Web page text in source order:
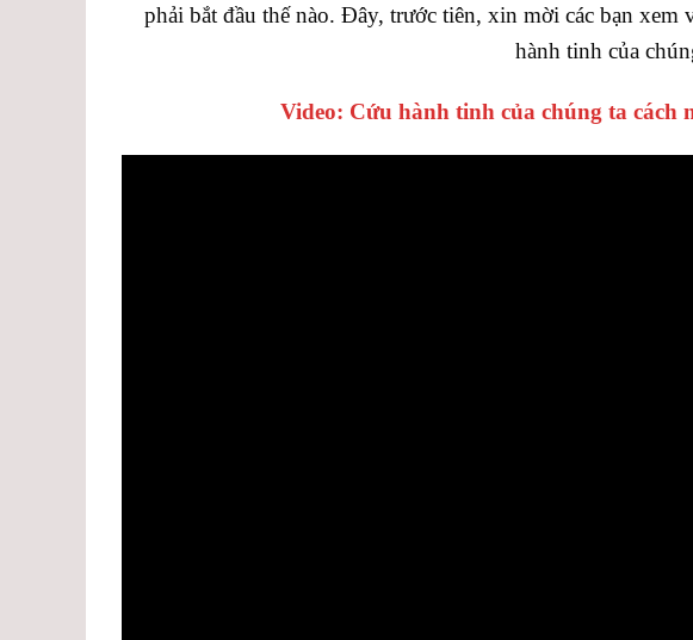
phải bắt đầu thế nào. Đây, trước tiên, xin mời các bạn xem
hành tinh của
Video: Cứu hành tinh của chúng ta cách